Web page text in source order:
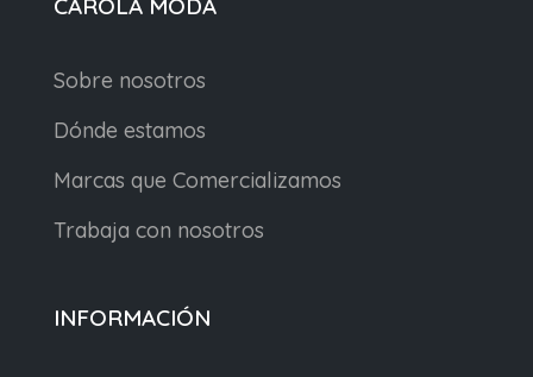
CAROLA MODA
Sobre nosotros
Dónde estamos
Marcas que Comercializamos
Trabaja con nosotros
INFORMACIÓN